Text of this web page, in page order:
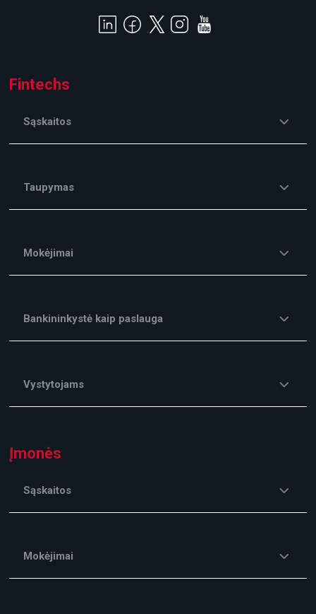
Fintechs
Sąskaitos
Taupymas
Mokėjimai
Bankininkystė kaip paslauga
Vystytojams
Įmonės
Sąskaitos
Mokėjimai